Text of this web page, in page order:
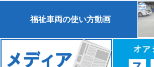
福祉車両の使い方動画